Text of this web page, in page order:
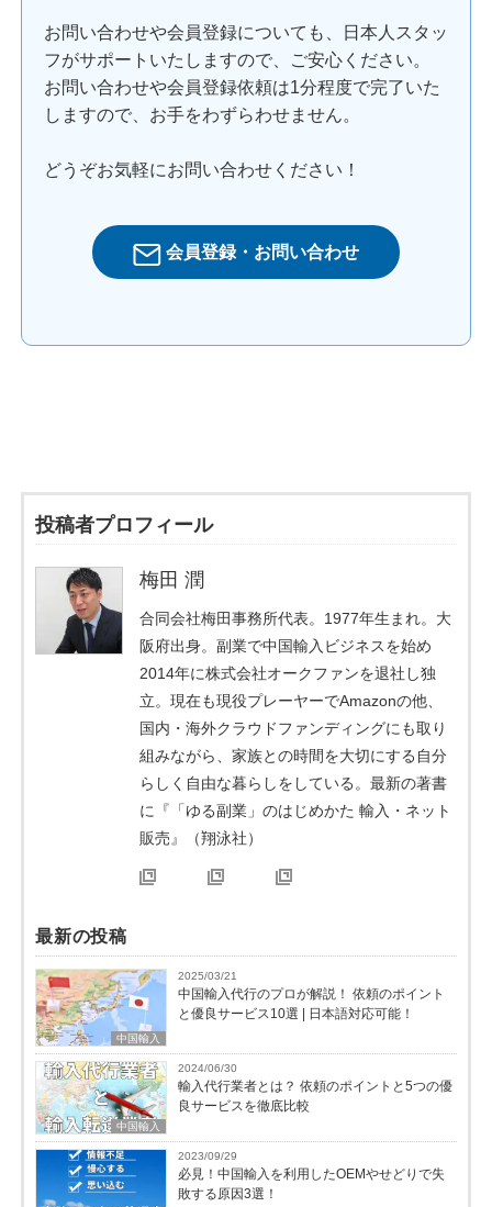
お問い合わせや会員登録についても、日本人スタッ
フがサポートいたしますので、ご安心ください。
お問い合わせや会員登録依頼は1分程度で完了いた
しますので、お手をわずらわせません。
どうぞお気軽にお問い合わせください！
会員登録・お問い合わせ
投稿者プロフィール
梅田 潤
合同会社梅田事務所代表。1977年生まれ。大
阪府出身。副業で中国輸入ビジネスを始め
2014年に株式会社オークファンを退社し独
立。現在も現役プレーヤーでAmazonの他、
国内・海外クラウドファンディングにも取り
組みながら、家族との時間を大切にする自分
らしく自由な暮らしをしている。最新の著書
に『「ゆる副業」のはじめかた 輸入・ネット
販売』（翔泳社）
最新の投稿
中国輸入
2025/03/21
中国輸入代行のプロが解説！ 依頼のポイント
と優良サービス10選 | 日本語対応可能！
中国輸入
2024/06/30
輸入代行業者とは？ 依頼のポイントと5つの優
良サービスを徹底比較
2023/09/29
必見！中国輸入を利用したOEMやせどりで失
敗する原因3選！